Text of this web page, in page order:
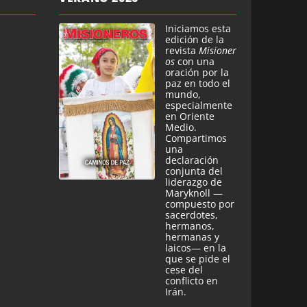
Iniciamos esta
edición de la
revista Misioner
os con una
oración por la
paz en todo el
mundo,
especialmente
en Oriente
Medio.
Compartimos
una
declaración
conjunta del
liderazgo de
Maryknoll —
compuesto por
sacerdotes,
hermanos,
hermanas y
laicos— en la
que se pide el
cese del
conflicto en
Irán.